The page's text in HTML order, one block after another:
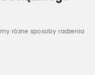
różne sposoby radzenia